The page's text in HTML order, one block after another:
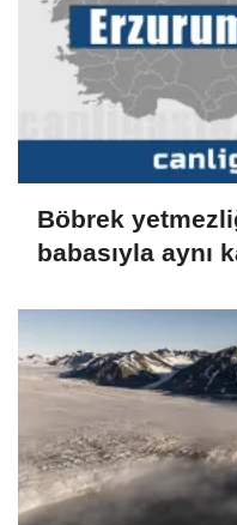
Böbrek
babasıyla aynı